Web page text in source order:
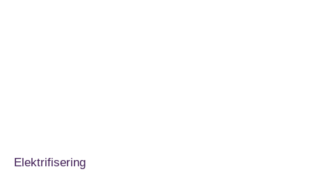
Elektrifisering